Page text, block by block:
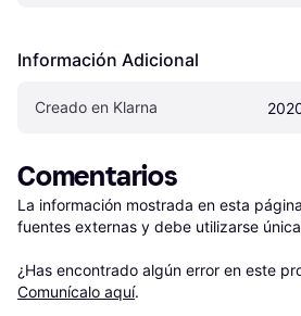
Información Adicional
Creado en Klarna
Comentarios
La información mostrada en esta
fuentes externas y debe utilizarse
¿Has encontrado algún error en este
Comunícalo aquí.